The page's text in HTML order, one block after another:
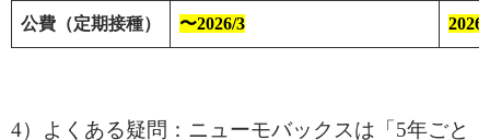
公費（定期接種） 〜2026/3
4）よくある疑問：ニューモバックスは「5年ごと